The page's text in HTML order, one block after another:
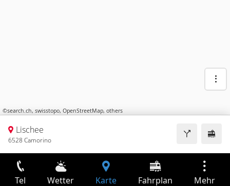
©search.ch, swisstopo, OpenStreetMap, others
Lischee
6528 Camorino
Tel Wetter Karte Fahrplan Mehr